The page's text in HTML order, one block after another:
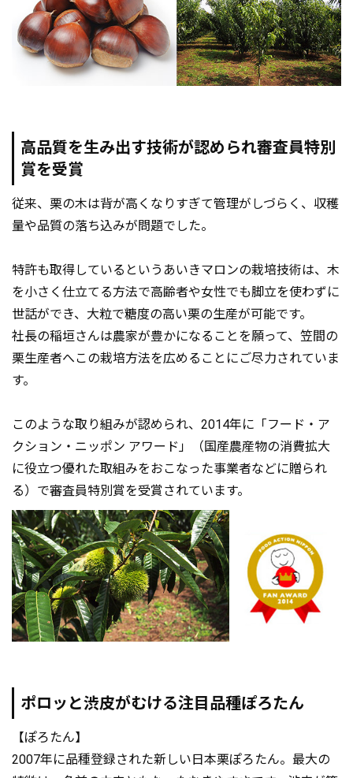
高品質を生み出す技術が認められ審査員特別
賞を受賞
従来、栗の木は背が高くなりすぎて管理がしづらく、収穫
量や品質の落ち込みが問題でした。
特許も取得しているというあいきマロンの栽培技術は、木
を小さく仕立てる方法で高齢者や女性でも脚立を使わずに
世話ができ、大粒で糖度の高い栗の生産が可能です。
社長の稲垣さんは農家が豊かになることを願って、笠間の
栗生産者へこの栽培方法を広めることにご尽力されていま
す。
このような取り組みが認められ、2014年に「フード・ア
クション・ニッポン アワード」（国産農産物の消費拡大
に役立つ優れた取組みをおこなった事業者などに贈られ
る）で審査員特別賞を受賞されています。
ポロッと渋皮がむける注目品種ぽろたん
【ぽろたん】
2007年に品種登録された新しい日本栗ぽろたん。最大の